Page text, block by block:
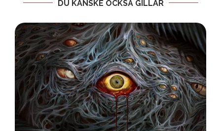
DU KANSKE OCKSÅ GILLAR